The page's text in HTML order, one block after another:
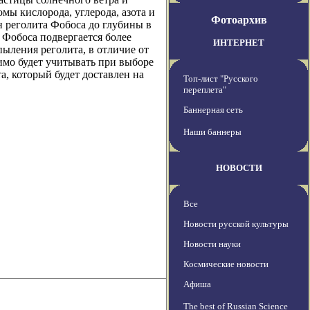
кислорода, углерода, азота и
реголита Фобоса до глубины в
подвергается более
реголита, в отличие от
будет учитывать при выборе
который будет доставлен на
Фотоархив
ИНТЕРНЕТ
Топ-лист "Русского
переплета"
Баннерная сеть
Наши баннеры
НОВОСТИ
Все
Новости русской культуры
Новости науки
Космические новости
Афиша
The best of Russian Science